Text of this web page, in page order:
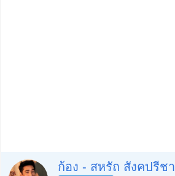
ก้อง - สหรัถ สังคปรีชา